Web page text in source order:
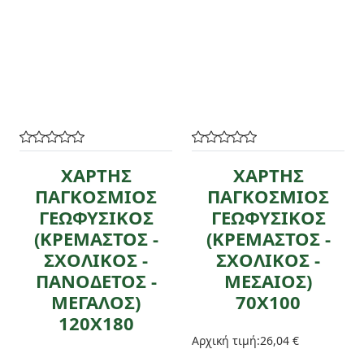
ΧΑΡΤΗΣ
ΠΑΓΚΟΣΜΙΟΣ
ΓΕΩΦΥΣΙΚΟΣ
(ΚΡΕΜΑΣΤΟΣ -
ΣΧΟΛΙΚΟΣ -
ΠΑΝΟΔΕΤΟΣ -
ΜΕΓΑΛΟΣ)
120Χ180
ΧΑΡΤΗΣ
ΠΑΓΚΟΣΜΙΟΣ
ΓΕΩΦΥΣΙΚΟΣ
(ΚΡΕΜΑΣΤΟΣ -
ΣΧΟΛΙΚΟΣ -
ΜΕΣΑΙΟΣ)
70Χ100
Αρχική τιμή:26,04 €